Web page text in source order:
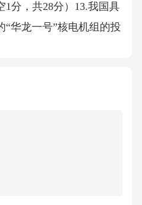
1分，共28分）13.我国具
“华龙一号”核电机组的投
冷却系统采用水冷方
杓、投之于地，其柢指